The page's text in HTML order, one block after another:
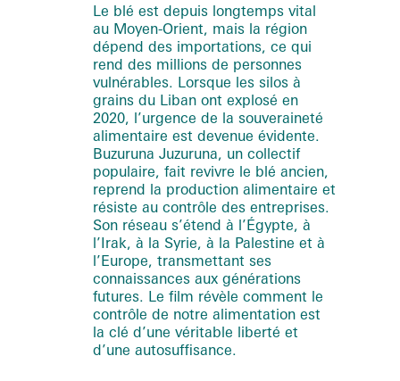
Le blé est depuis longtemps vital
au Moyen-Orient, mais la région
dépend des importations, ce qui
rend des millions de personnes
vulnérables. Lorsque les silos à
grains du Liban ont explosé en
2020, l’urgence de la souveraineté
alimentaire est devenue évidente.
Buzuruna Juzuruna, un collectif
populaire, fait revivre le blé ancien,
reprend la production alimentaire et
résiste au contrôle des entreprises.
Son réseau s’étend à l’Égypte, à
l’Irak, à la Syrie, à la Palestine et à
l’Europe, transmettant ses
connaissances aux générations
futures. Le film révèle comment le
contrôle de notre alimentation est
la clé d’une véritable liberté et
d’une autosuffisance.